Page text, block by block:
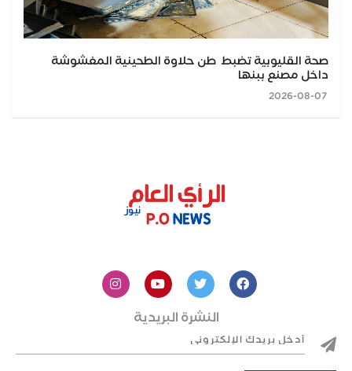
صحة القليوبية تضبط طن حلاوة الطحينية المغشوشة
داخل مصنع ببنها
النشرة البريدية